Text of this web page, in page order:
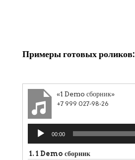
Примеры готовых роликов:
«1 Demo сборник»
+7 999 027-98-26
Аудиоплеер
00:00
1. 1 Demo сборник